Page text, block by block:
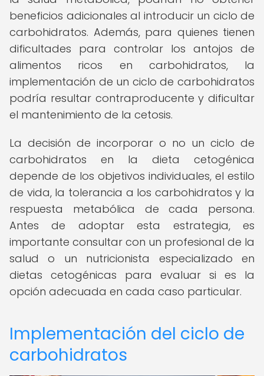
beneficios adicionales al introducir un ciclo de
carbohidratos. Además, para quienes tienen
dificultades para controlar los antojos de
alimentos ricos en carbohidratos, la
implementación de un ciclo de carbohidratos
podría resultar contraproducente y dificultar
el mantenimiento de la cetosis.
La decisión de incorporar o no un ciclo de
carbohidratos en la dieta cetogénica
depende de los objetivos individuales, el estilo
de vida, la tolerancia a los carbohidratos y la
respuesta metabólica de cada persona.
Antes de adoptar esta estrategia, es
importante consultar con un profesional de la
salud o un nutricionista especializado en
dietas cetogénicas para evaluar si es la
opción adecuada en cada caso particular.
Implementación del ciclo de
carbohidratos